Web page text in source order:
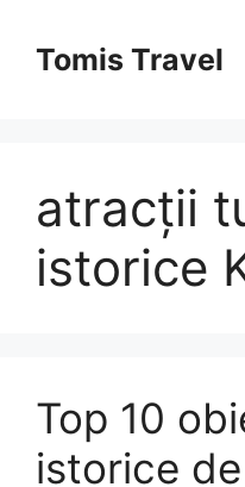
conținutTomis Travel
atracții
istorice
Top 10
istorice